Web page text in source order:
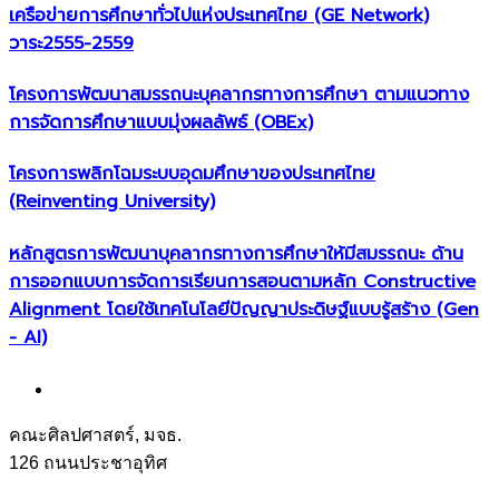
เครือข่ายการศึกษาทั่วไปแห่งประเทศไทย (GE Network)​
วาระ2555-2559
โครงการพัฒนาสมรรถนะบุคลากรทางการศึกษา ตามแนวทาง
การจัดการศึกษาแบบมุ่งผลลัพธ์ (OBEx)
โครงการพลิกโฉมระบบอุดมศึกษาของประเทศไทย
(Reinventing University)
หลักสูตรการพัฒนาบุคลากรทางการศึกษาให้มีสมรรถนะ ด้าน
การออกแบบการจัดการเรียนการสอนตามหลัก Constructive
Alignment โดยใช้เทคโนโลยีปัญญาประดิษฐ์แบบรู้สร้าง (Gen
- AI)
คณะศิลปศาสตร์, มจธ.
126 ถนนประชาอุทิศ